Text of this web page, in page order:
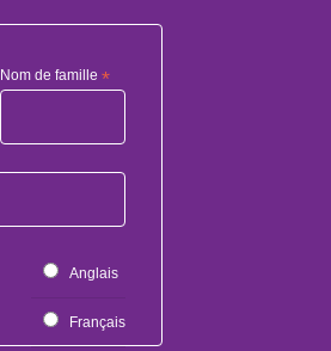
Nom de famille*
Anglais
Français